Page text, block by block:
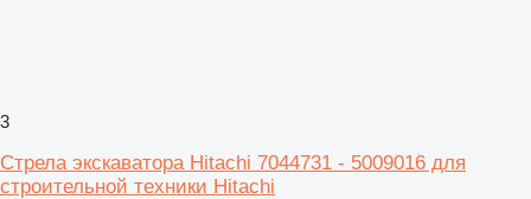
3
Стрела экскаватора Hitachi 7044731 - 5009016 для
строительной техники Hitachi